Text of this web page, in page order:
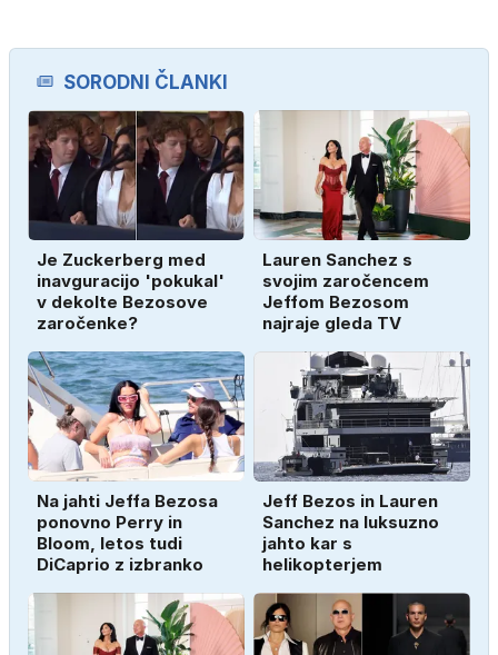
SORODNI ČLANKI
Je Zuckerberg med
inavguracijo 'pokukal'
v dekolte Bezosove
zaročenke?
Lauren Sanchez s
svojim zaročencem
Jeffom Bezosom
najraje gleda TV
Na jahti Jeffa Bezosa
ponovno Perry in
Bloom, letos tudi
DiCaprio z izbranko
Jeff Bezos in Lauren
Sanchez na luksuzno
jahto kar s
helikopterjem